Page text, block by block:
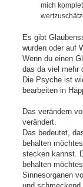
mich
Es gibt
wurden oder auf
Wenn du einen
das da viel mehr
Die Psyche ist
bearbeiten in
Das verändern
verändert.
Das bedeutet,
behalten
stecken kannst.
behalten
Sinnesorganen